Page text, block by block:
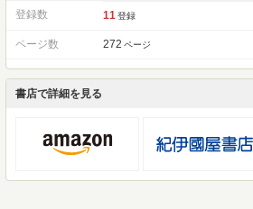
登録数 11 登録
ページ数 272 ページ
書店で詳細を見る